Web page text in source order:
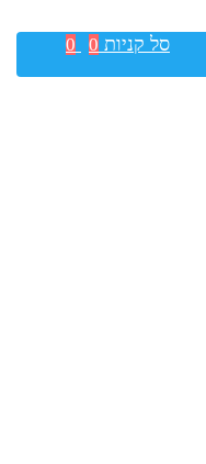
סל קניות 0
0